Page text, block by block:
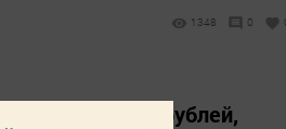
1348 0
1 млрд рублей,